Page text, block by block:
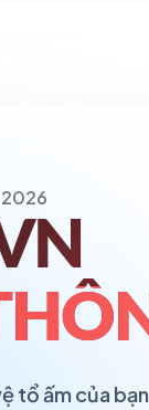
2026
tổ ấm của